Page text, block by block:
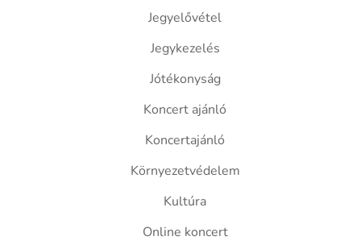
Jegyelővétel
Jegykezelés
Jótékonyság
Koncert ajánló
Koncertajánló
Környezetvédelem
Kultúra
Online koncert